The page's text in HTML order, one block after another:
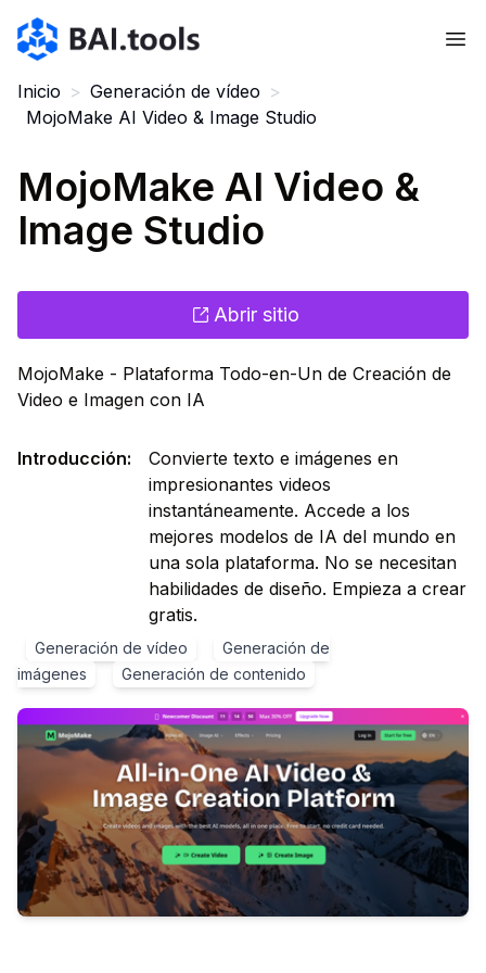
Bai.tools
Inicio > Generación de vídeo >
MojoMake AI Video & Image Studio
MojoMake AI Video &
Image Studio
Abrir sitio
MojoMake - Plataforma Todo-en-Un de Creación de
Video e Imagen con IA
Introducción:
Convierte texto e imágenes en
impresionantes videos
instantáneamente. Accede a los
mejores modelos de IA del mundo en
una sola plataforma. No se necesitan
habilidades de diseño. Empieza a crear
gratis.
Generación de vídeo
Generación de
imágenes
Generación de contenido